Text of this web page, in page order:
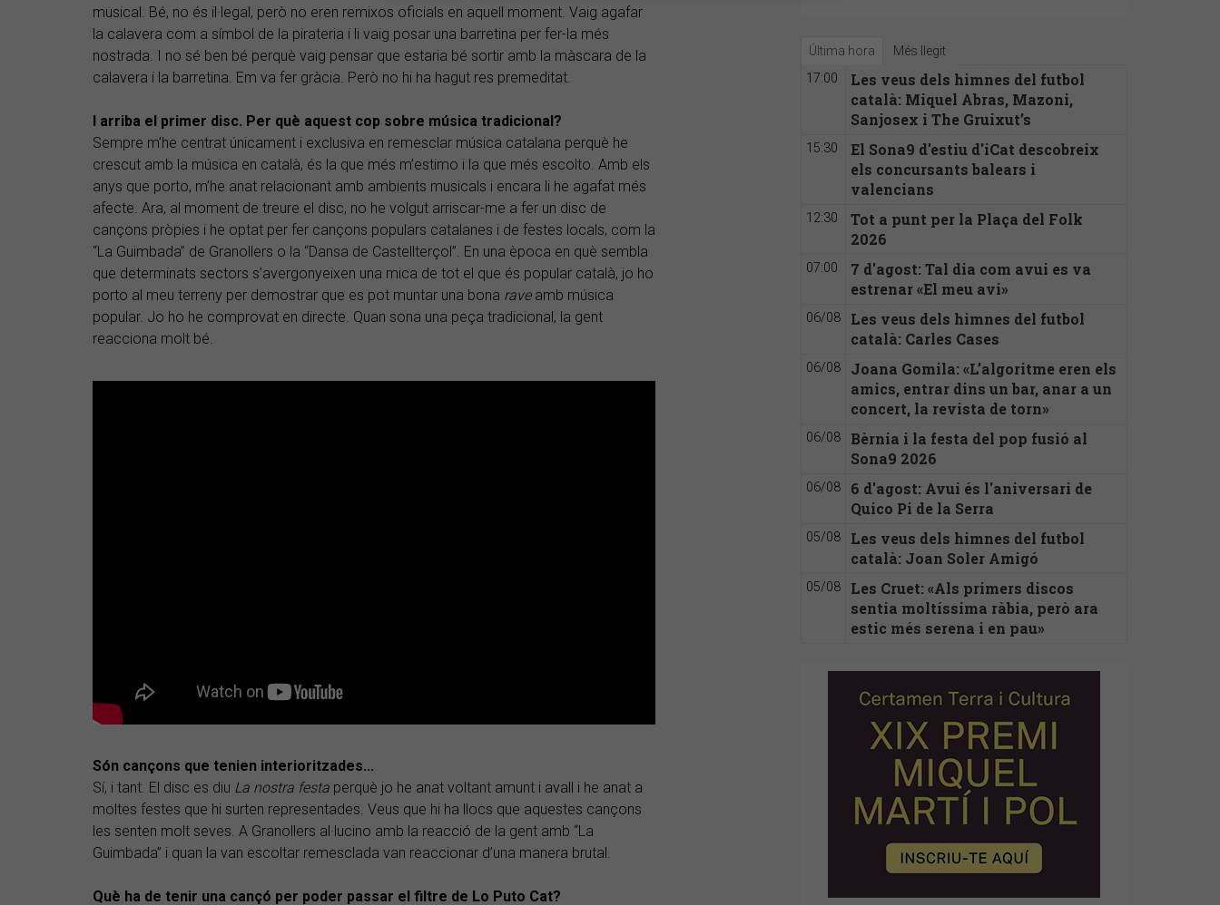
musical. Bé, no és il·legal, però no eren remixos oficials en aquell moment. Vaig agafar
la calavera com a símbol de la pirateria i li vaig posar una barretina per fer-la més
nostrada. I no sé ben bé perquè vaig pensar que estaria bé sortir amb la màscara de la
calavera i la barretina. Em va fer gràcia. Però no hi ha hagut res premeditat.
I arriba el primer disc. Per què aquest cop sobre música tradicional?
Sempre m’he centrat únicament i exclusiva en remesclar música catalana perquè he
crescut amb la música en català, és la que més m’estimo i la que més escolto. Amb els
anys que porto, m’he anat relacionant amb ambients musicals i encara li he agafat més
afecte. Ara, al moment de treure el disc, no he volgut arriscar-me a fer un disc de
cançons pròpies i he optat per fer cançons populars catalanes i de festes locals, com la
“La Guimbada” de Granollers o la “Dansa de Castellterçol”. En una època en què sembla
que determinats sectors s’avergonyeixen una mica de tot el que és popular català, jo ho
porto al meu terreny per demostrar que es pot muntar una bona raveamb música
popular. Jo ho he comprovat en directe. Quan sona una peça tradicional, la gent
reacciona molt bé.
Són cançons que tenien interioritzades...
Sí, i tant. El disc es diu La nostra festa perquè jo he anat voltant amunt i avall i he anat a
moltes festes que hi surten representades. Veus que hi ha llocs que aquestes cançons
les senten molt seves. A Granollers al·lucino amb la reacció de la gent amb “La
Guimbada” i quan la van escoltar remesclada van reaccionar d’una manera brutal.
Què ha de tenir una cançó per poder passar el filtre de Lo Puto Cat?
Última hora Més llegit
17:00
Les veus dels himnes del futbol
català: Miquel Abras, Mazoni,
Sanjosex i The Gruixut’s
15:30
El Sona9 d'estiu d'iCat descobreix
els concursants balears i
valencians
12:30
Tot a punt per la Plaça del Folk
2026
07:00
7 d'agost: Tal dia com avui es va
estrenar «El meu avi»
06/08
Les veus dels himnes del futbol
català: Carles Cases
06/08
Joana Gomila: «L’algoritme eren els
amics, entrar dins un bar, anar a un
concert, la revista de torn»
06/08
Bèrnia i la festa del pop fusió al
Sona9 2026
06/08
6 d'agost: Avui és l'aniversari de
Quico Pi de la Serra
05/08
Les veus dels himnes del futbol
català: Joan Soler Amigó
05/08
Les Cruet: «Als primers discos
sentia moltíssima ràbia, però ara
estic més serena i en pau»